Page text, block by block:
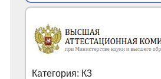
Категория: К3